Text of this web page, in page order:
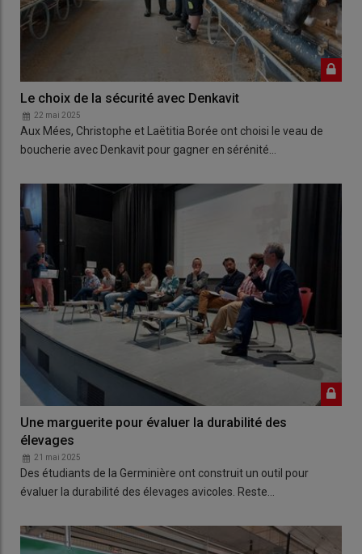
Le choix de la sécurité avec Denkavit
22 mai 2025
Aux Mées, Christophe et Laëtitia Borée ont choisi le veau de
boucherie avec Denkavit pour gagner en sérénité…
Une marguerite pour évaluer la durabilité des
élevages
21 mai 2025
Des étudiants de la Germinière ont construit un outil pour
évaluer la durabilité des élevages avicoles. Reste…